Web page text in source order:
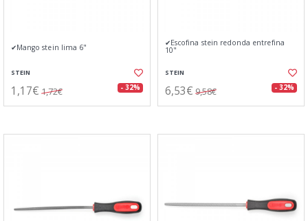
✔Mango stein lima 6"
STEIN
1,17€ 1,72€ - 32%
✔Escofina stein redonda entrefina
10"
STEIN
6,53€ 9,58€ - 32%